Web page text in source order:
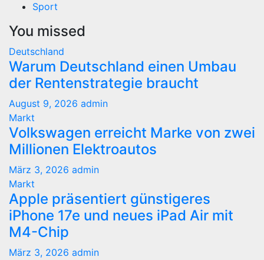
Sport
You missed
Deutschland
Warum Deutschland einen Umbau
der Rentenstrategie braucht
August 9, 2026 admin
Markt
Volkswagen erreicht Marke von zwei
Millionen Elektroautos
März 3, 2026 admin
Markt
Apple präsentiert günstigeres
iPhone 17e und neues iPad Air mit
M4-Chip
März 3, 2026 admin